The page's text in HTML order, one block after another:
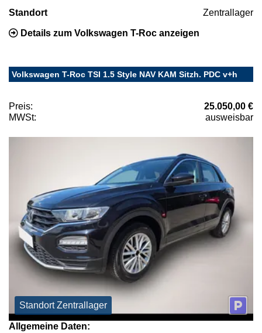
Standort Zentrallager
Details zum Volkswagen T-Roc anzeigen
Volkswagen T-Roc TSI 1.5 Style NAV KAM Sitzh. PDC v+h
Preis:
25.050,00 €
MWSt:
ausweisbar
Standort Zentrallager
Allgemeine Daten: